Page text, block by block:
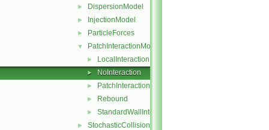
► DispersionModel
► InjectionModel
► ParticleForces
▼ PatchInteractionModel
► LocalInteraction
► NoInteraction
► PatchInteractionModel
► Rebound
► StandardWallInteraction
► StochasticCollision